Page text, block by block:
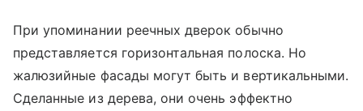
При упоминании реечных дверок обычно
представляется горизонтальная полоска. Но
жалюзийные фасады могут быть и вертикальными.
Сделанные из дерева, они очень эффектно